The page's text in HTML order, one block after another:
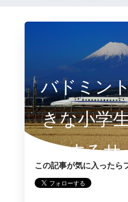
バドミン
きな小学
するサ
この記事が気に入ったら